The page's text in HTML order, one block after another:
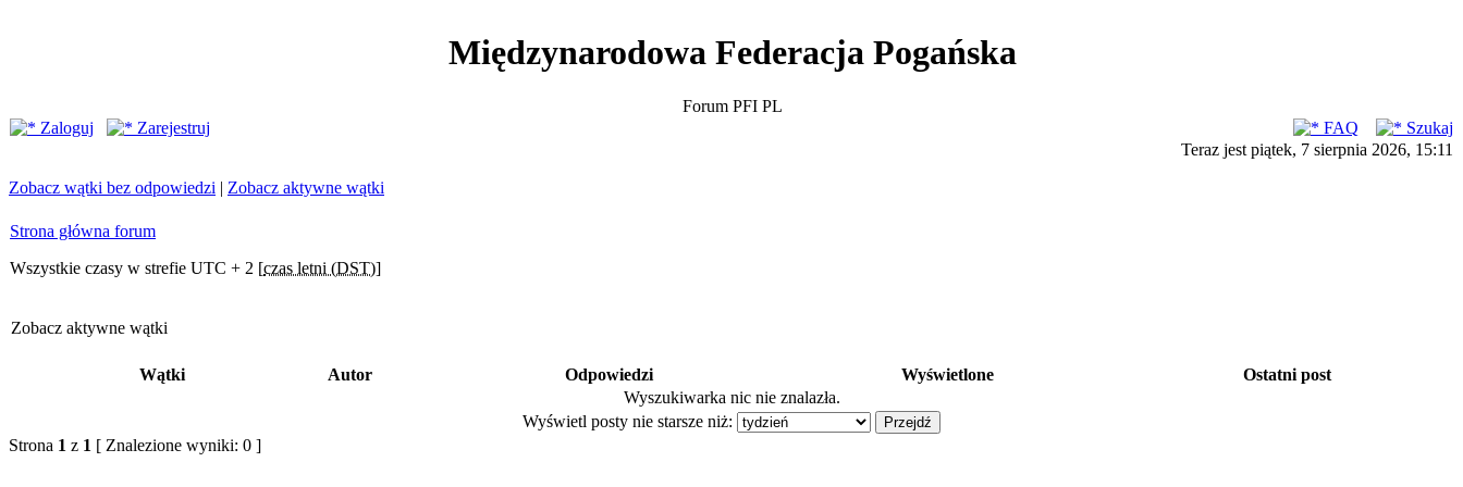
Międzynarodowa Federacja Pogańska
Forum PFI PL
Zaloguj
Zarejestruj FAQ
Szukaj
Teraz jest piątek, 7 sierpnia 2026, 15:11
Zobacz wątki bez odpowiedzi | Zobacz aktywne wątki
Strona główna forum
Wszystkie czasy w strefie UTC + 2 [czas letni (DST)]
Zobacz aktywne wątki
Wątki Autor Odpowiedzi Wyświetlone
Ostatni post
Wyszukiwarka nic nie znalazła.
Wyświetl posty nie starsze niż:
Strona 1 z 1 [ Znalezione wyniki: 0 ]